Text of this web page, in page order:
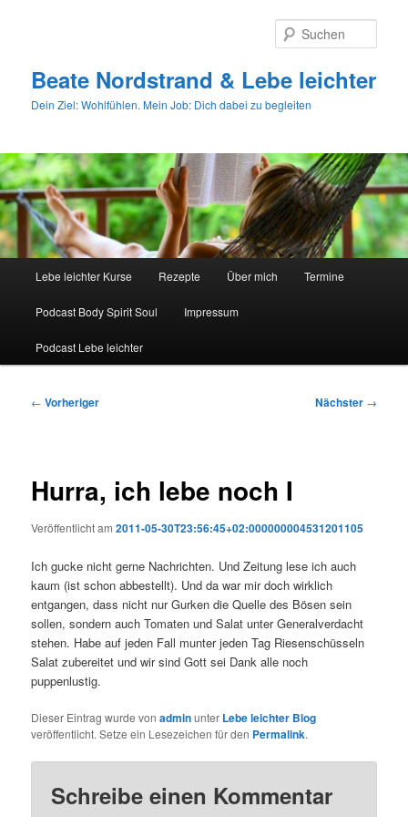
Beate Nordstrand & Lebe leichter
Dein Ziel: Wohlfühlen. Mein Job: Dich dabei zu begleiten
Lebe leichter Kurse Rezepte Über mich Termine
Podcast Body Spirit Soul Impressum
Podcast Lebe leichter
Beitragsnavigation
← Vorheriger Nächster →
Hurra, ich lebe noch I
Veröffentlicht am2011-05-30T23:56:45+02:000000004531201105
Ich gucke nicht gerne Nachrichten. Und Zeitung lese ich auch
kaum (ist schon abbestellt). Und da war mir doch wirklich
entgangen, dass nicht nur Gurken die Quelle des Bösen sein
sollen, sondern auch Tomaten und Salat unter Generalverdacht
stehen. Habe auf jeden Fall munter jeden Tag Riesenschüsseln
Salat zubereitet und wir sind Gott sei Dank alle noch
puppenlustig.
Dieser Eintrag wurde vonadminunter Lebe leichter Blog
veröffentlicht. Setze ein Lesezeichen für den Permalink.
Schreibe einen Kommentar